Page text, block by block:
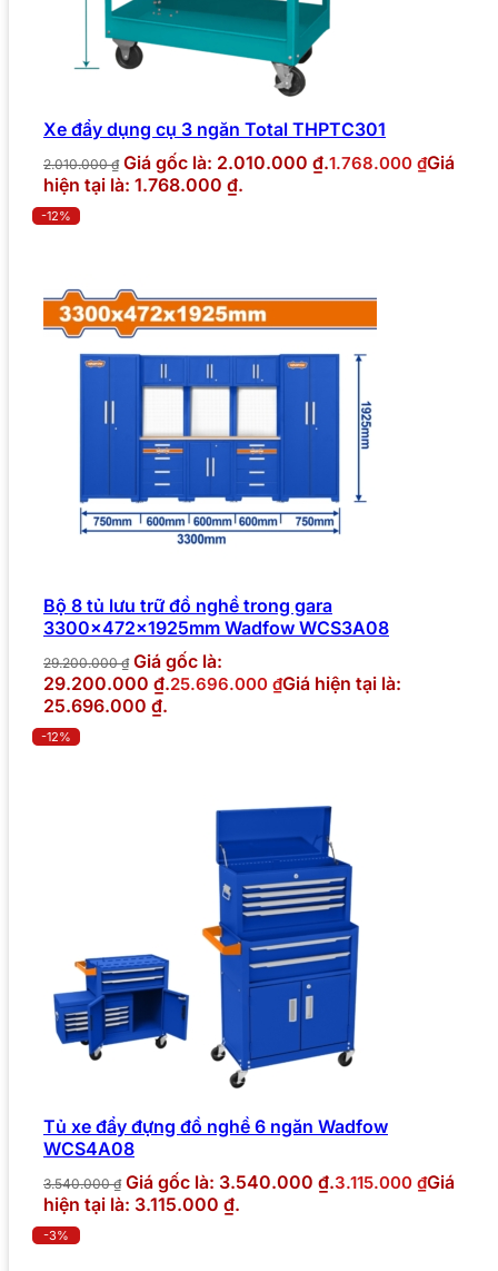
Xe đẩy dụng cụ 3 ngăn Total THPTC301
2.010.000₫ Giá gốc là: 2.010.000 ₫.1.768.000 ₫Giá
hiện tại là: 1.768.000 ₫.
-12%
Bộ 8 tủ lưu trữ đồ nghề trong gara
3300x472x1925mm Wadfow WCS3A08
29.200.000₫ Giá gốc là:
29.200.000 ₫.25.696.000 ₫Giá hiện tại là:
25.696.000 ₫.
-12%
Tủ xe đẩy đựng đồ nghề 6 ngăn Wadfow
WCS4A08
3.540.000₫ Giá gốc là: 3.540.000 ₫.3.115.000 ₫Giá
hiện tại là: 3.115.000 ₫.
-3%